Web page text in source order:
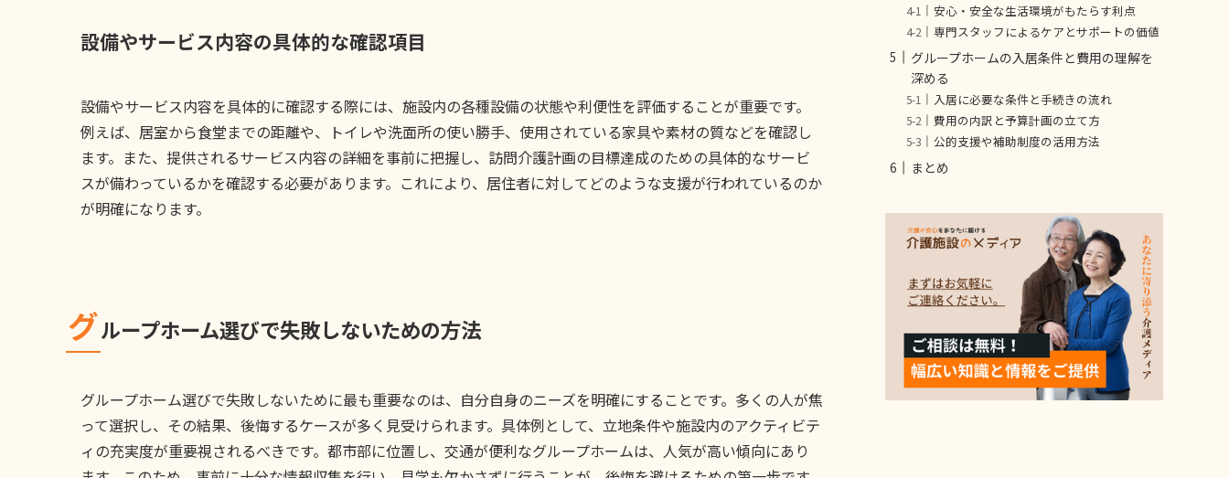
設備やサービス内容の具体的な確認項目
設備やサービス内容を具体的に確認する際には、施設内の各種設備の状態や利便性を評価することが重要です。
例えば、居室から食堂までの距離や、トイレや洗面所の使い勝手、使用されている家具や素材の質などを確認し
ます。また、提供されるサービス内容の詳細を事前に把握し、訪問介護計画の目標達成のための具体的なサービ
スが備わっているかを確認する必要があります。これにより、居住者に対してどのような支援が行われているのか
が明確になります。
グループホーム選びで失敗しないための方法
グループホーム選びで失敗しないために最も重要なのは、自分自身のニーズを明確にすることです。多くの人が焦
って選択し、その結果、後悔するケースが多く見受けられます。具体例として、立地条件や施設内のアクティビテ
ィの充実度が重要視されるべきです。都市部に位置し、交通が便利なグループホームは、人気が高い傾向にあり
安心・安全な生活環境がもたらす利点
専門スタッフによるケアとサポートの価値
グループホームの入居条件と費用の理解を
深める
入居に必要な条件と手続きの流れ
費用の内訳と予算計画の立て方
公的支援や補助制度の活用方法
まとめ